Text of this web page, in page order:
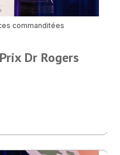
commanditées
Dr Rogers